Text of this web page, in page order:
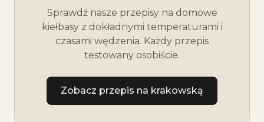
Sprawdź nasze przepisy na domowe
kiełbasy z dokładnymi temperaturami i
czasami wędzenia. Każdy przepis
testowany osobiście.
Zobacz przepis na krakowską